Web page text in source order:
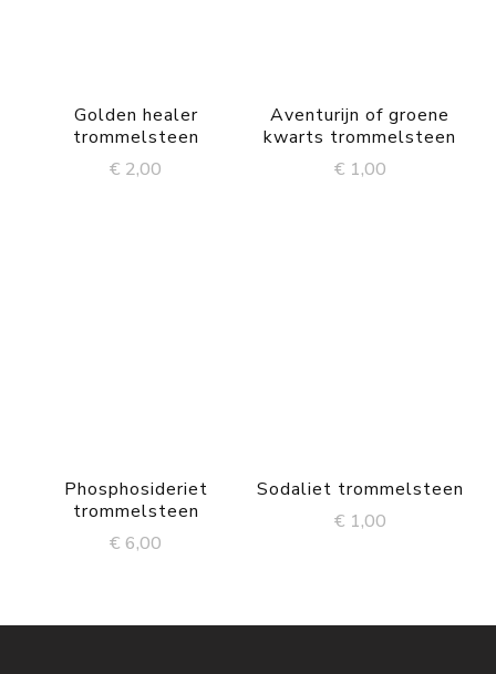
Golden healer
trommelsteen
€ 2,00
Aventurijn of groene
kwarts trommelsteen
€ 1,00
Phosphosideriet
trommelsteen
€ 6,00
Sodaliet trommelsteen
€ 1,00